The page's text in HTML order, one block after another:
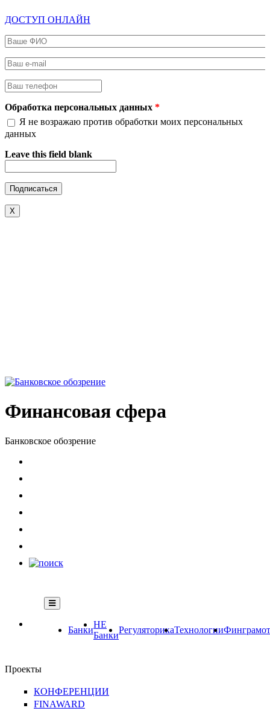
ДОСТУП ОНЛАЙН
Ваше ФИО
Ваш e-mail
Ваш телефон
Обработка персональных данных *
Я не возражаю против обработки моих персональных
данных
Leave this field blank
X
Финансовая сфера
Банковское обозрение
Банки
НЕ
Банки
РегуляторикаТехнологии
Проекты
КОНФЕРЕНЦИИ
FINAWARD